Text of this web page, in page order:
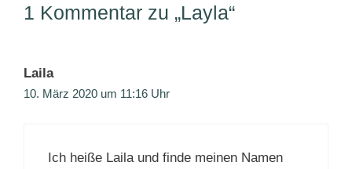
1 Kommentar zu „Layla“
Laila
10. März 2020 um 11:16 Uhr
Ich heiße Laila und finde meinen Namen